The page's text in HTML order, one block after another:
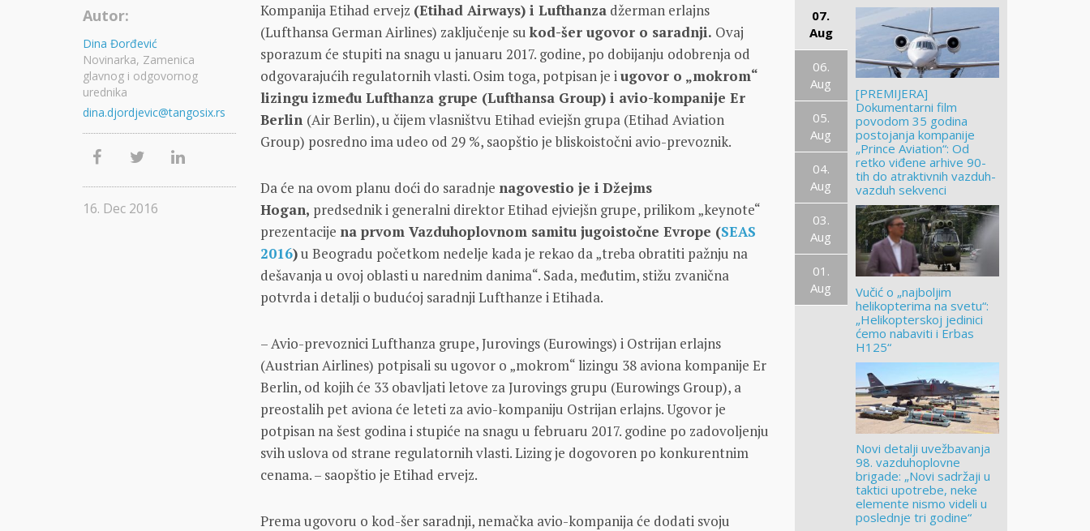
Kompanija Etihad ervejz (Etihad Airways) i Lufthanza džerman erlajns
(Lufthansa German Airlines) zaključenje sukod-šer ugovor o saradnji. Ovaj
sporazum će stupiti na snagu u januaru 2017. godine, po dobijanju odobrenja od
odgovarajućih regulatornih vlasti. Osim toga, potpisan je iugovor o „mokrom“
lizingu između Lufthanza grupe (Lufthansa Group) i avio-kompanije Er
Berlin (Air Berlin), u čijem vlasništvu Etihad eviejšn grupa (Etihad Aviation
Group) posredno ima udeo od 29 %, saopštio je bliskoistočni avio-prevoznik.
Da će na ovom planu doći do saradnje nagovestio je i Džejms
Hogan, predsednik i generalni direktor Etihad ejviejšn grupe, prilikom „keynote“
prezentacije na prvom Vazduhoplovnom samitu jugoistočne Evrope (SEAS
2016)u Beogradu početkom nedelje kada je rekao da „treba obratiti pažnju na
dešavanja u ovoj oblasti u narednim danima“. Sada, međutim, stižu zvanična
potvrda i detalji o budućoj saradnji Lufthanze i Etihada.
– Avio-prevoznici Lufthanza grupe, Jurovings (Eurowings) i Ostrijan erlajns
(Austrian Airlines) potpisali su ugovor o „mokrom“ lizingu 38 aviona kompanije Er
Berlin, od kojih će 33 obavljati letove za Jurovings grupu (Eurowings Group), a
preostalih pet aviona će leteti za avio-kompaniju Ostrijan erlajns. Ugovor je
potpisan na šest godina i stupiće na snagu u februaru 2017. godine po zadovoljenju
svih uslova od strane regulatornih vlasti. Lizing je dogovoren po konkurentnim
cenama. – saopštio je Etihad ervejz.
Prema ugovoru o kod-šer saradnji, nemačka avio-kompanija će dodati svoju
Autor:
Dina Đorđević
Novinarka, Zamenica
glavnog i odgovornog
urednika
dina.djordjevic@tangosix.rs
16. Dec 2016
07.
Aug
06.
Aug
05.
Aug
04.
Aug
03.
Aug
01.
Aug
[PREMIJERA]
Dokumentarni film
povodom 35 godina
postojanja kompanije
„Prince Aviation“: Od
retko viđene arhive 90-
tih do atraktivnih vazduh-
vazduh sekvenci
Vučić o „najboljim
helikopterima na svetu“:
„Helikopterskoj jedinici
ćemo nabaviti i Erbas
H125“
Novi detalji uvežbavanja
98. vazduhoplovne
brigade: „Novi sadržaji u
taktici upotrebe, neke
elemente nismo videli u
poslednje tri godine“